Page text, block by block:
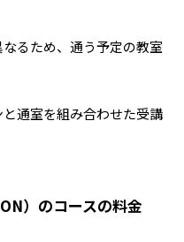
るため、通う予定の教室
通室を組み合わせた受講
）のコースの料金